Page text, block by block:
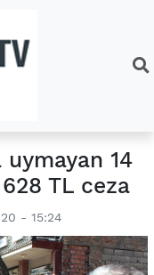
14
TL ceza
- 15:24